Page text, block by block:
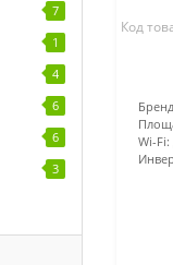
7
1
4
6
6
3
Код
Wi-Fi: